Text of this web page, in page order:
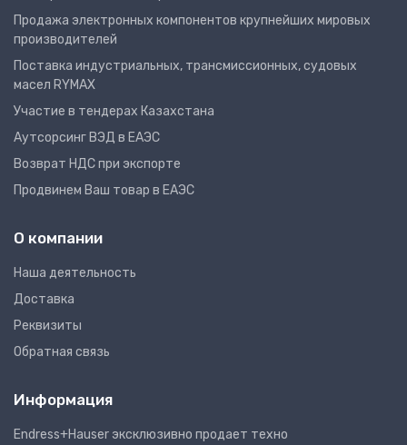
Продажа электронных компонентов крупнейших мировых
производителей
Поставка индустриальных, трансмиссионных, судовых
масел RYMAX
Участие в тендерах Казахстана
Аутсорсинг ВЭД в ЕАЭС
Возврат НДС при экспорте
Продвинем Ваш товар в ЕАЭС
О компании
Наша деятельность
Доставка
Реквизиты
Обратная связь
Информация
Endress+Hauser эксклюзивно продает техно